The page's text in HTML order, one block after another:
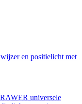
en positielicht met
universele